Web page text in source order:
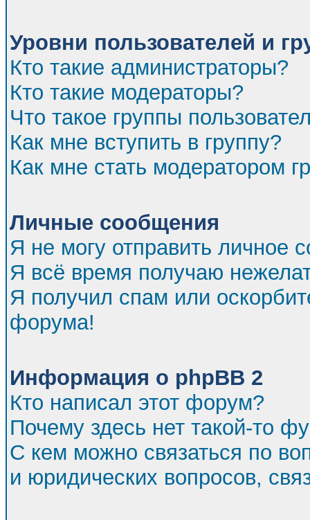
Уровни пользователей и
Кто такие администраторы?
Кто такие модераторы?
Что такое группы
Как мне вступить в группу?
Как мне стать модератором
Личные сообщения
Я не могу отправить личное
Я всё время получаю
Я получил спам или
форума!
Информация о phpBB 2
Кто написал этот форум?
Почему здесь нет такой-то
С кем можно связаться по
и юридических вопросов,